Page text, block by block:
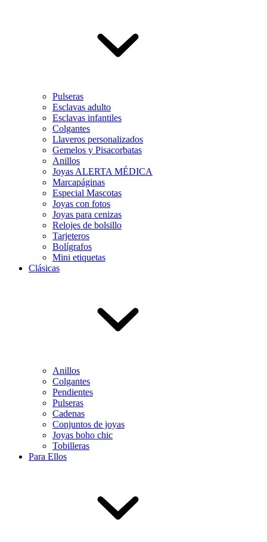
Pulseras
Esclavas adulto
Esclavas infantiles
Colgantes
Llaveros personalizados
Gemelos y Pisacorbatas
Anillos
Joyas ALERTA MÉDICA
Marcapáginas
Especial Mascotas
Joyas con fotos
Joyas para cenizas
Relojes de bolsillo
Tarjeteros
Bolígrafos
Mini etiquetas
Clásicas
Anillos
Colgantes
Pendientes
Pulseras
Cadenas
Conjuntos de joyas
Joyas boho chic
Tobilleras
Para Ellos